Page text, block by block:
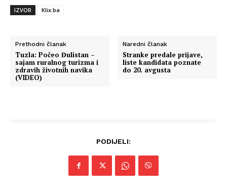
IZVOR Klix.ba
Prethodni članak
Tuzla: Počeo Đulistan –
sajam ruralnog turizma i
zdravih životnih navika
(VIDEO)
Naredni članak
Stranke predale prijave,
liste kandidata poznate
do 20. avgusta
PODIJELI: